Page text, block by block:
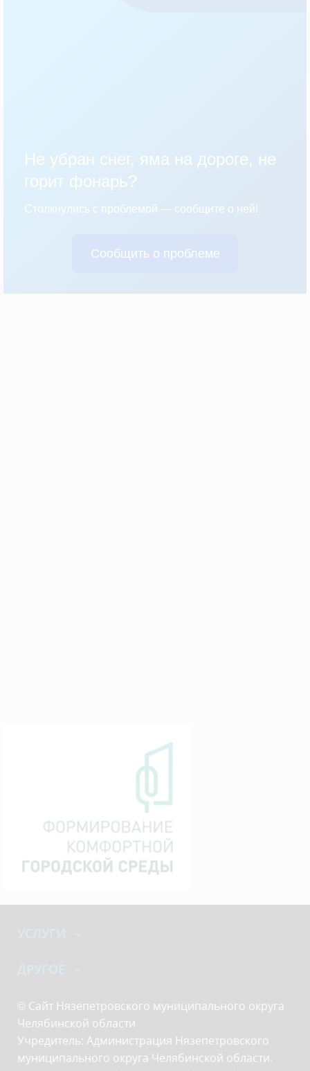
Не убран снег, яма на дороге, не
горит фонарь?
Столкнулись с проблемой — сообщите о ней!
Сообщить о проблеме
УСЛУГИ
ДРУГОЕ
© Сайт Нязепетровского муниципального округа
Челябинской области
Учредитель: Администрация Нязепетровского
муниципального округа Челябинской области.